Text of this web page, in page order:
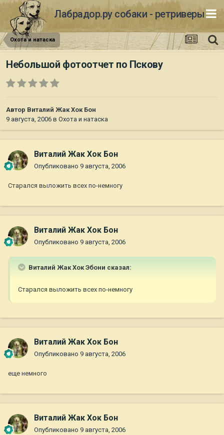
Лабрадор.ру собаки - ретриверы
Охота и натаска
Небольшой фотоотчет по Пскову
Автор Виталий Жак Хок Бон
9 августа, 2006 в Охота и натаска
Виталий Жак Хок Бон
Опубликовано 9 августа, 2006
Старался выложить всех по-немногу
Виталий Жак Хок Бон
Опубликовано 9 августа, 2006
Виталий Жак Хок Эбони сказал:
Старался выложить всех по-немногу
Виталий Жак Хок Бон
Опубликовано 9 августа, 2006
еще немного
Виталий Жак Хок Бон
Опубликовано 9 августа, 2006